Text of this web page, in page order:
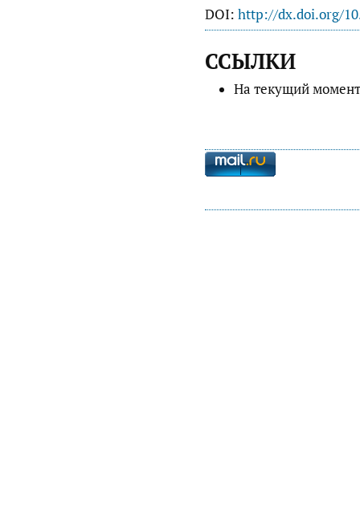
DOI: http://dx.doi.org/
ССЫЛКИ
На текущий